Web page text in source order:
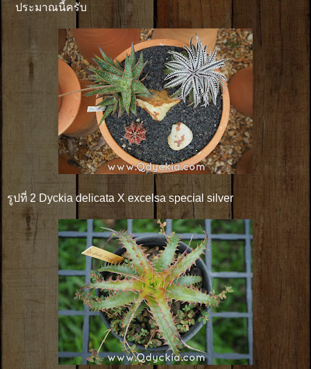
ประมาณนี้ครับ
รูปที่ 2 Dyckia delicata X excelsa special silver